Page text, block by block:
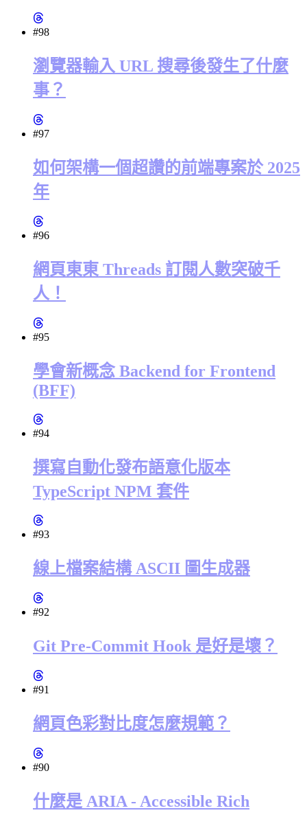
#98
瀏覽器輸入 URL 搜尋後發生了什麼
事？
#97
如何架構一個超讚的前端專案於 2025
年
#96
網頁東東 Threads 訂閱人數突破千
人！
#95
學會新概念 Backend for Frontend
(BFF)
#94
撰寫自動化發布語意化版本
TypeScript NPM 套件
#93
線上檔案結構 ASCII 圖生成器
#92
Git Pre-Commit Hook 是好是壞？
#91
網頁色彩對比度怎麼規範？
#90
什麼是 ARIA - Accessible Rich